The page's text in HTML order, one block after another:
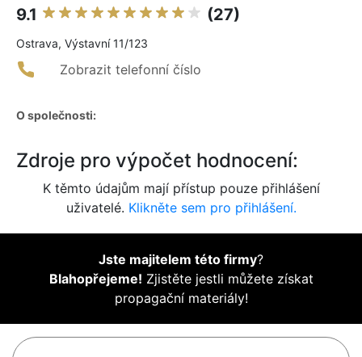
9.1 (27)
Ostrava, Výstavní 11/123
Zobrazit telefonní číslo
O společnosti:
Zdroje pro výpočet hodnocení:
K těmto údajům mají přístup pouze přihlášení
uživatelé. Klikněte sem pro přihlášení.
Jste majitelem této firmy?
Blahopřejeme! Zjistěte jestli můžete získat
propagační materiály!